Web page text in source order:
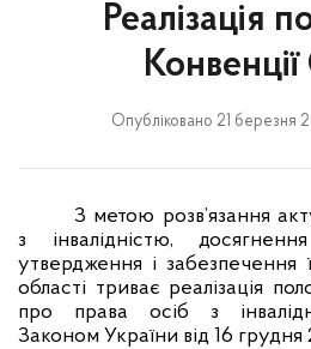
Реалізація
Опубліковано 21 березня
З метою розв’язання
з інвалідністю,
утвердження і забезпечення
області триває реалізація
про права осіб з
Законом України від 16